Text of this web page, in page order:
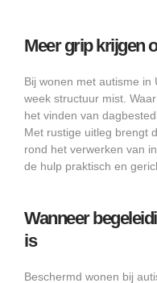
Meer grip krijgen
Bij wonen met autisme in
week structuur mist.
het vinden van
Met rustige uitleg brengt
rond het verwerken van
de hulp praktisch en
Wanneer
is
Beschermd wonen bij